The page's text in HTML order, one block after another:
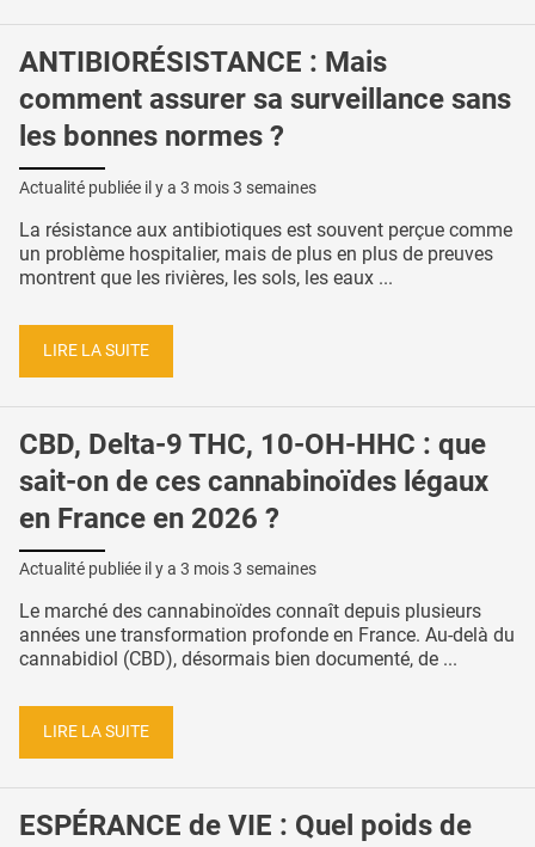
ANTIBIORÉSISTANCE : Mais
comment assurer sa surveillance sans
les bonnes normes ?
Actualité publiée il y a 3 mois 3 semaines
La résistance aux antibiotiques est souvent perçue comme
un problème hospitalier, mais de plus en plus de preuves
montrent que les rivières, les sols, les eaux ...
LIRE LA SUITE
CBD, Delta-9 THC, 10-OH-HHC : que
sait-on de ces cannabinoïdes légaux
en France en 2026 ?
Actualité publiée il y a 3 mois 3 semaines
Le marché des cannabinoïdes connaît depuis plusieurs
années une transformation profonde en France. Au-delà du
cannabidiol (CBD), désormais bien documenté, de ...
LIRE LA SUITE
ESPÉRANCE de VIE : Quel poids de